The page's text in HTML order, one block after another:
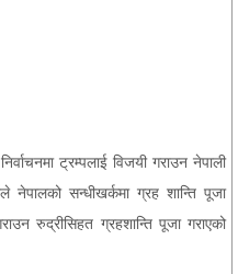
ट्रम्पलाई विजयी गराउन नेपाली
नेपालको सन्धीखर्कमा ग्रह शान्ति पूजा
रुद्रीसिहत ग्रहशान्ति पूजा गराएको